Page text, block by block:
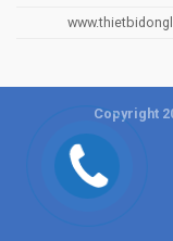
Copyright